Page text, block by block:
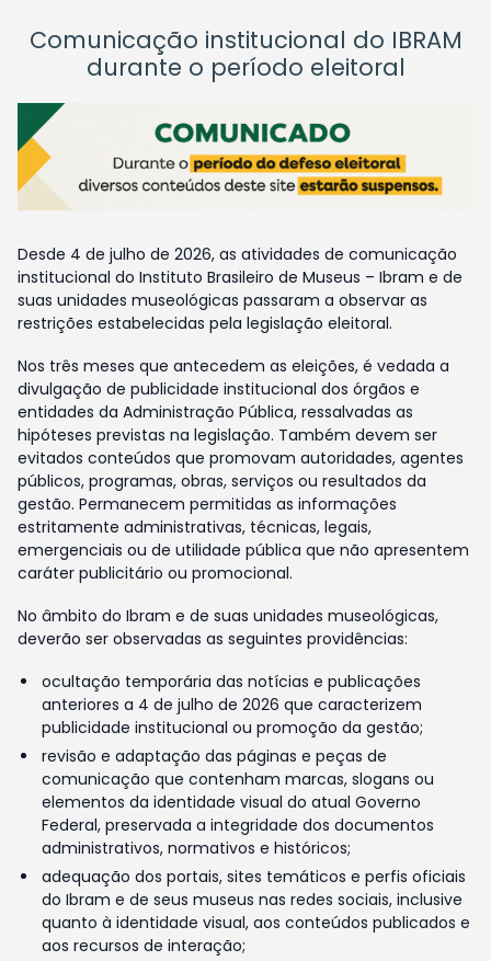
Comunicação institucional do IBRAM
durante o período eleitoral
Desde 4 de julho de 2026, as atividades de comunicação
institucional do Instituto Brasileiro de Museus – Ibram e de
suas unidades museológicas passaram a observar as
restrições estabelecidas pela legislação eleitoral.
Nos três meses que antecedem as eleições, é vedada a
divulgação de publicidade institucional dos órgãos e
entidades da Administração Pública, ressalvadas as
hipóteses previstas na legislação. Também devem ser
evitados conteúdos que promovam autoridades, agentes
públicos, programas, obras, serviços ou resultados da
gestão. Permanecem permitidas as informações
estritamente administrativas, técnicas, legais,
emergenciais ou de utilidade pública que não apresentem
caráter publicitário ou promocional.
No âmbito do Ibram e de suas unidades museológicas,
deverão ser observadas as seguintes providências:
ocultação temporária das notícias e publicações
anteriores a 4 de julho de 2026 que caracterizem
publicidade institucional ou promoção da gestão;
revisão e adaptação das páginas e peças de
comunicação que contenham marcas, slogans ou
elementos da identidade visual do atual Governo
Federal, preservada a integridade dos documentos
administrativos, normativos e históricos;
adequação dos portais, sites temáticos e perfis oficiais
do Ibram e de seus museus nas redes sociais, inclusive
quanto à identidade visual, aos conteúdos publicados e
aos recursos de interação;